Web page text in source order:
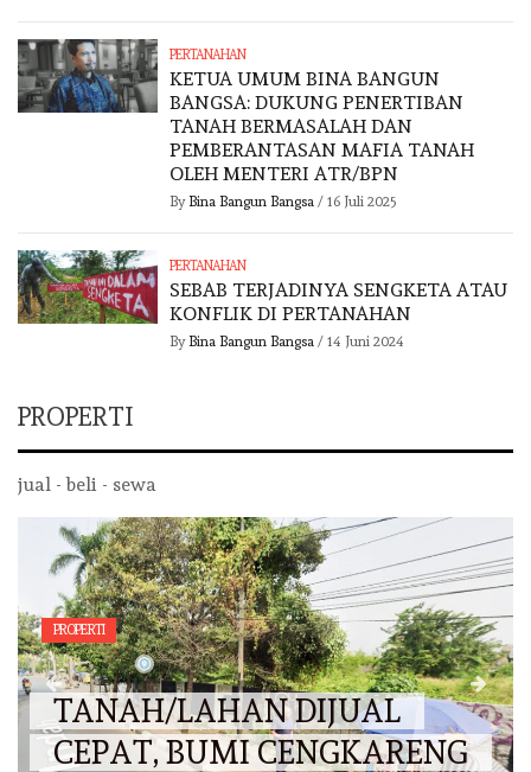
PERTANAHAN
KETUA UMUM BINA BANGUN
BANGSA: DUKUNG PENERTIBAN
TANAH BERMASALAH DAN
PEMBERANTASAN MAFIA TANAH
OLEH MENTERI ATR/BPN
By Bina Bangun Bangsa / 16 Juli 2025
PERTANAHAN
SEBAB TERJADINYA SENGKETA ATAU
KONFLIK DI PERTANAHAN
By Bina Bangun Bangsa / 14 Juni 2024
PROPERTI
jual - beli - sewa
PROPERTI
TANAH/LAHAN DIJUAL
CEPAT, BUMI CENGKARENG